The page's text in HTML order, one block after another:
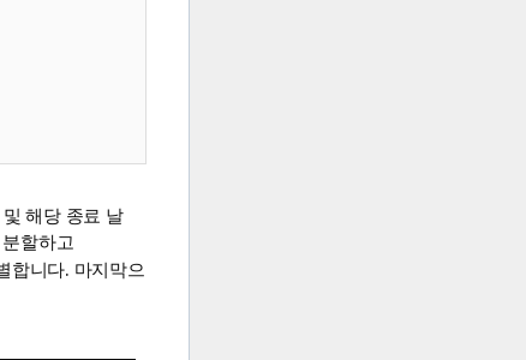
해당 종료 날
할하고
합니다. 마지막으